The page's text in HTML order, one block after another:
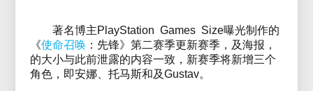
著名博主PlayStation Games Size曝光制作的
《使命召唤：先锋》第二赛季更新赛季，及海报，
的大小与此前泄露的内容一致，新赛季将新增三个
角色，即安娜、托马斯和及Gustav。